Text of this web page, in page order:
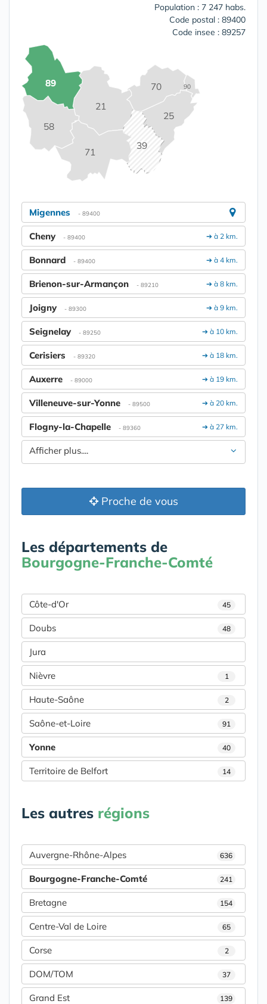
Population : 7 247 habs.
Code postal : 89400
Code insee : 89257
21
25
39
58
70
71
89 90
Migennes - 89400
➔ à 2 km.
Cheny - 89400
➔ à 4 km.
Bonnard - 89400
➔ à 8 km.
Brienon-sur-Armançon - 89210
➔ à 9 km.
Joigny - 89300
➔ à 10 km.
Seignelay - 89250
➔ à 18 km.
Cerisiers - 89320
➔ à 19 km.
Auxerre - 89000
➔ à 20 km.
Villeneuve-sur-Yonne - 89500
➔ à 27 km.
Flogny-la-Chapelle - 89360
Afficher plus....
Proche de vous
Les départements de
Bourgogne-Franche-Comté
Côte-d'Or 45
Doubs 48
Jura
Nièvre 1
Haute-Saône 2
Saône-et-Loire 91
Yonne 40
Territoire de Belfort 14
Les autres régions
Auvergne-Rhône-Alpes 636
Bourgogne-Franche-Comté 241
Bretagne 154
Centre-Val de Loire 65
Corse 2
DOM/TOM 37
Grand Est 139